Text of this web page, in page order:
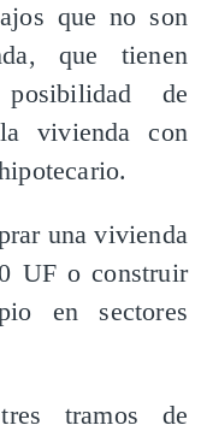
que no son
que tienen
de
vivienda con
una vivienda
UF o construir
en sectores
tramos de